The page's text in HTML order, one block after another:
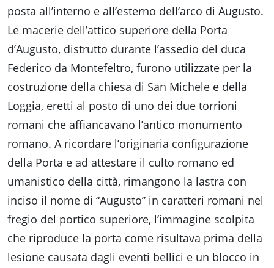
posta all’interno e all’esterno dell’arco di Augusto.
Le macerie dell’attico superiore della Porta
d’Augusto, distrutto durante l’assedio del duca
Federico da Montefeltro, furono utilizzate per la
costruzione della chiesa di San Michele e della
Loggia, eretti al posto di uno dei due torrioni
romani che affiancavano l’antico monumento
romano. A ricordare l’originaria configurazione
della Porta e ad attestare il culto romano ed
umanistico della città, rimangono la lastra con
inciso il nome di “Augusto” in caratteri romani nel
fregio del portico superiore, l’immagine scolpita
che riproduce la porta come risultava prima della
lesione causata dagli eventi bellici e un blocco in